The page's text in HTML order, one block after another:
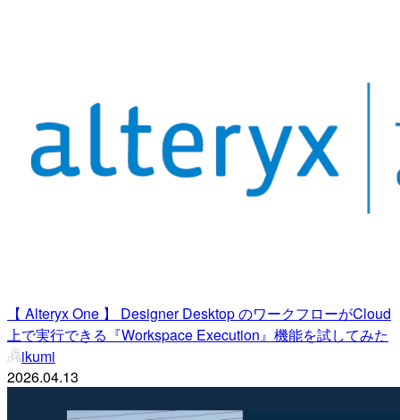
【 Alteryx One 】 Designer Desktop のワークフローがCloud
上で実行できる『Workspace Execution』機能を試してみた
ikumi
2026.04.13